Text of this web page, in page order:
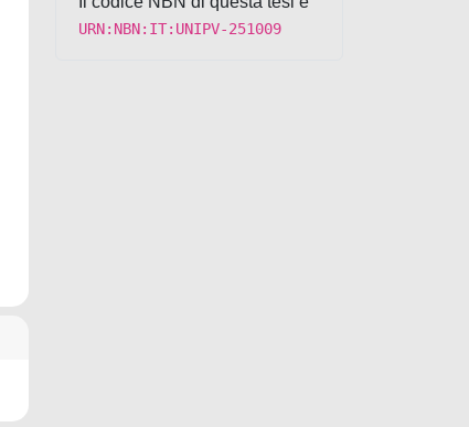
URN:NBN:IT:UNIPV-251009